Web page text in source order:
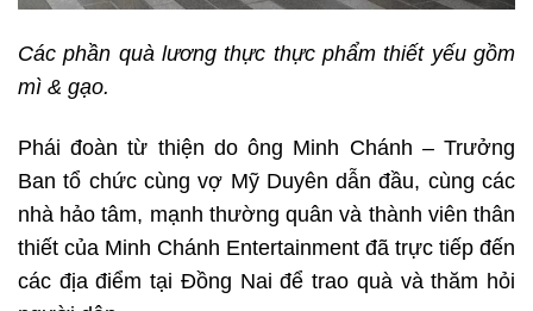
Các phần quà lương thực thực phẩm thiết yếu gồm
mì & gạo.
Phái đoàn từ thiện do ông Minh Chánh – Trưởng
Ban tổ chức cùng vợ Mỹ Duyên dẫn đầu, cùng các
nhà hảo tâm, mạnh thường quân và thành viên thân
thiết của Minh Chánh Entertainment đã trực tiếp đến
các địa điểm tại Đồng Nai để trao quà và thăm hỏi